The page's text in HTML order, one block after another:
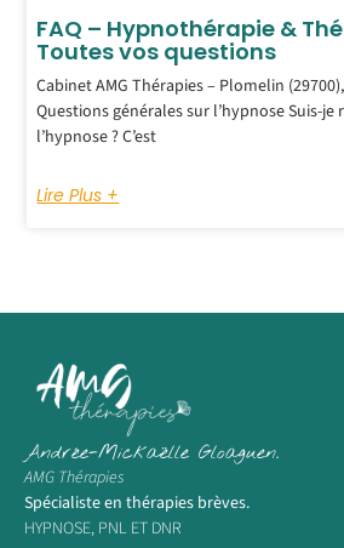
FAQ – Hypnothérapie &
Toutes vos questions
Cabinet AMG Thérapies – Plomelin
Questions générales sur l’hypnose Suis-je
l’hypnose ? C’est
Lire Plus +
Andrée-Mickaëlle Gloaguen.
AMG Thérapies
Spécialiste en thérapies brèves.
HYPNOSE, PNL ET DNR